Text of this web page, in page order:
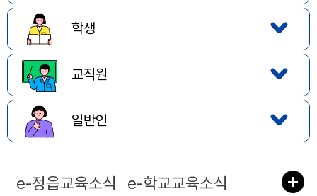
학생
교직원
일반인
e-정읍교육소식 e-학교교육소식